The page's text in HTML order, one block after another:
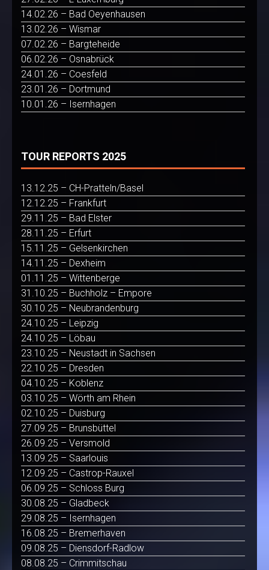
14.02.26 – Bad Oeyenhausen
13.02.26 – Wismar
07.02.26 – Bargteheide
06.02.26 – Osnabrück
24.01.26 – Coesfeld
23.01.26 – Dortmund
10.01.26 – Isernhagen
TOUR REPORTS 2025
13.12.25 – CH-Pratteln/Basel
12.12.25 – Frankfurt
29.11.25 – Bad Elster
28.11.25 – Erfurt
15.11.25 – Gelsenkirchen
14.11.25 – Dexheim
01.11.25 – Wittenberge
31.10.25 – Buchholz – Empore
30.10.25 – Neubrandenburg
24.10.25 – Leipzig
24.10.25 – Löbau
23.10.25 – Neustadt in Sachsen
22.10.25 – Dresden
04.10.25 – Koblenz
03.10.25 – Wörth am Rhein
02.10.25 – Duisburg
27.09.25 – Brunsbüttel
26.09.25 – Versmold
13.09.25 – Saarlouis
12.09.25 – Castrop-Rauxel
06.09.25 – Schloss Burg
30.08.25 – Gladbeck
29.08.25 – Isernhagen
16.08.25 – Bremerhaven
09.08.25 – Diensdorf-Radlow
08.08.25 – Crimmitschau